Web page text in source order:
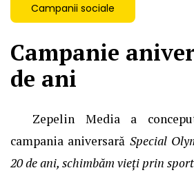
Campanii sociale
Campanie
de ani
Zepelin Media a
campania aniversară Special
20 de ani, schimbăm vieți prin sport